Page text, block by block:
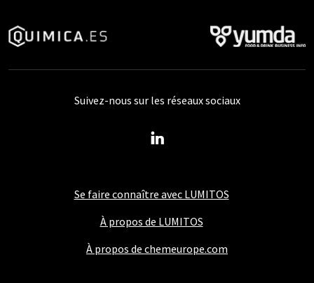
Se faire connaître avec LUMITOS
À propos de LUMITOS
À propos de chemeurope.com
Suivez-nous sur les réseaux sociaux